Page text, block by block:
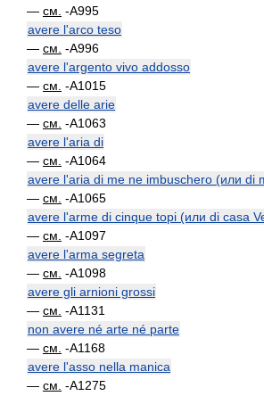
— см. -A995
avere l'arco teso
— см. -A996
avere l'argento vivo addosso
— см. -A1015
avere delle arie
— см. -A1063
avere l'aria di
— см. -A1064
avere l'aria di me ne imbuschero (или di
— см. -A1065
avere l'arme di cinque topi (или di casa
— см. -A1097
avere l'arma segreta
— см. -A1098
avere gli arnioni grossi
— см. -A1131
non avere né arte né parte
— см. -A1168
avere l'asso nella manica
— см. -A1275